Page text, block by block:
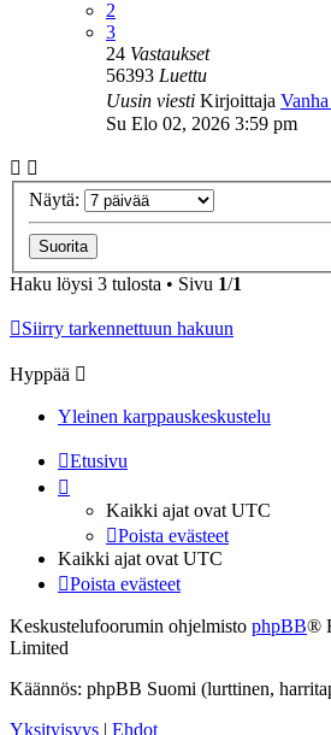
2
3
24 Vastaukset
56393 Luettu
Uusin viesti Kirjoittaja
Su Elo 02, 2026 3:59 pm
Näytä:
Haku löysi 3 tulosta • Sivu 1/1
Siirry tarkennettuun hakuun
Hyppää
Yleinen karppauskeskustelu
Etusivu
Kaikki ajat ovatUTC
Poista evästeet
Kaikki ajat ovatUTC
Poista evästeet
Keskustelufoorumin ohjelmisto phpBB®
Limited
Käännös: phpBB Suomi (lurttinen,
Yksityisyys
Ehdot